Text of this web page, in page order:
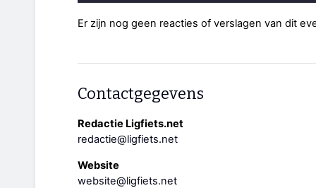
Er zijn nog geen reacties of verslagen van dit
Contactgegevens
Redactie Ligfiets.net
redactie@ligfiets.net
Website
website@ligfiets.net